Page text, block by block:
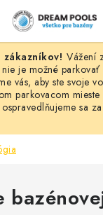
Vážení
je možné
vás, aby ste svoje
parkovacom
sa